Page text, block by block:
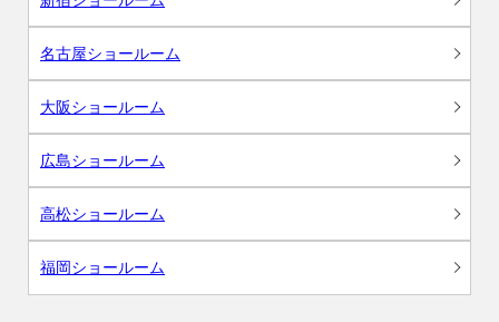
名古屋ショールーム
大阪ショールーム
広島ショールーム
高松ショールーム
福岡ショールーム